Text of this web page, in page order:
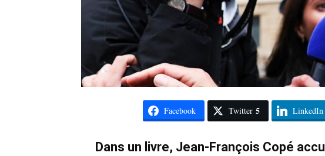
Facebook Twitter 5 LinkedIn
Dans un livre, Jean-François Copé